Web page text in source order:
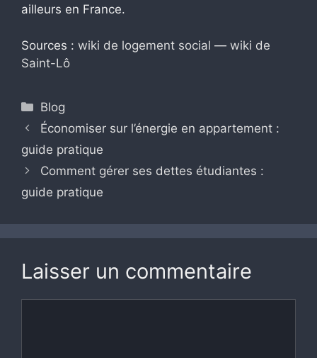
ailleurs en France.
Sources : wiki de logement social — wiki de
Saint-Lô
Catégories
Blog
Économiser sur l’énergie en appartement :
guide pratique
Comment gérer ses dettes étudiantes :
guide pratique
Laisser un commentaire